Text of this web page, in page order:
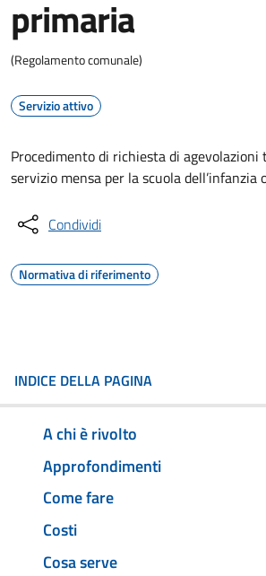
primaria
(Regolamento comunale)
Servizio attivo
Procedimento di richiesta di
servizio mensa per la scuola dell’infanzia
Condividi
Normativa di riferimento
INDICE DELLA PAGINA
A chi è rivolto
Approfondimenti
Come fare
Costi
Cosa serve